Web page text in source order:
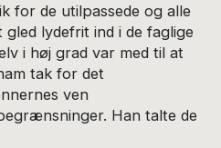
for de utilpassede og alle
lydefrit ind i de faglige
i høj grad var med til at
tak for det
ven
Han talte de